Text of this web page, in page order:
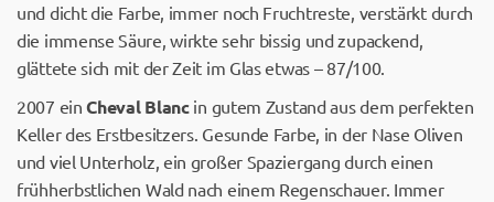
und dicht die Farbe, immer noch Fruchtreste, verstärkt durch
die immense Säure, wirkte sehr bissig und zupackend,
glättete sich mit der Zeit im Glas etwas – 87/100.
2007 einCheval Blancin gutem Zustand aus dem perfekten
Keller des Erstbesitzers. Gesunde Farbe, in der Nase Oliven
und viel Unterholz, ein großer Spaziergang durch einen
frühherbstlichen Wald nach einem Regenschauer. Immer